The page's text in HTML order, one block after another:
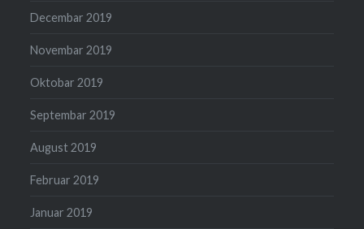
Decembar 2019
Novembar 2019
Oktobar 2019
Septembar 2019
August 2019
Februar 2019
Januar 2019